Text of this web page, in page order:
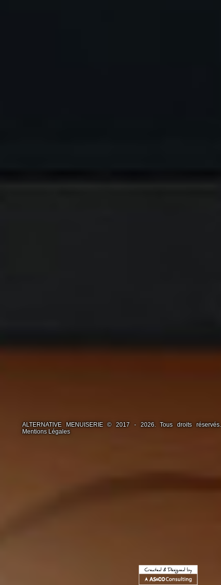
ALTERNATIVE MENUISERIE © 2017 - 2026. Tous droits réservés.
Mentions Légales